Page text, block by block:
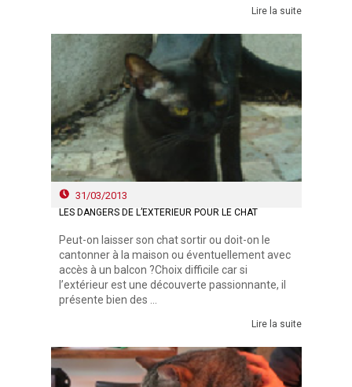
Lire la suite
31/03/2013
LES DANGERS DE L’EXTÉRIEUR POUR LE CHAT
Peut-on laisser son chat sortir ou doit-on le
cantonner à la maison ou éventuellement avec
accès à un balcon ?Choix difficile car si
l’extérieur est une découverte passionnante, il
présente bien des ...
Lire la suite